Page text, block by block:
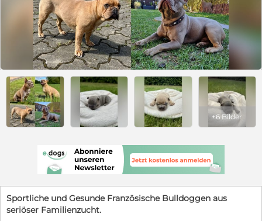
+6 Bilder
Sportliche und Gesunde Französische Bulldoggen aus
seriöser Familienzucht.